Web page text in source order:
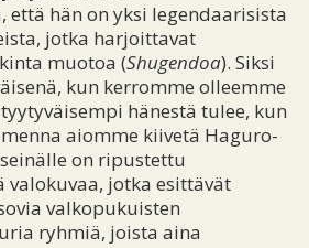
hän on yksi legendaarisista
jotka harjoittavat
muotoa (Shugendoa). Siksi
kun kerromme olleemme
hänestä tulee, kun
aiomme kiivetä Haguro-
on ripustettu
valokuvaa, jotka esittävät
valkopukuisten
ryhmiä, joista aina